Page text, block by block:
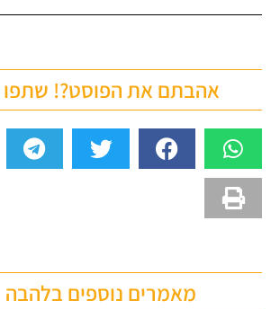
אהבתם את הפוסט?! שתפו
מאמרים נוספים בלהבה